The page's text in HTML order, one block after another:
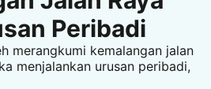
Peribadi
merangkumi kemalangan jalan
menjalankan urusan peribadi,